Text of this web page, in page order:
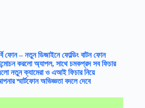
ফোন – নতুন ডিজাইনে ফোল্ডিং বাটন ফোন
করলো অ্যাপল, সাথে চমকপ্রদ সব ফিচার
নতুন ক্যামেরা ও এআই ফিচার নিয়ে
স্মার্টফোন অভিজ্ঞতা বদলে দেবে